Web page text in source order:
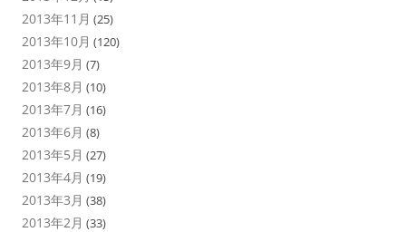
2013年11月 (25)
2013年10月 (120)
2013年9月 (7)
2013年8月 (10)
2013年7月 (16)
2013年6月 (8)
2013年5月 (27)
2013年4月 (19)
2013年3月 (38)
2013年2月 (33)